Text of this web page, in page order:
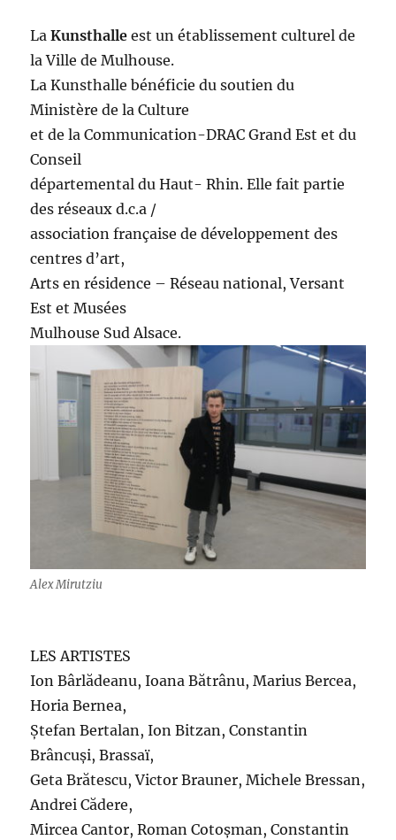
La Kunsthalle est un établissement culturel de
la Ville de Mulhouse.
La Kunsthalle bénéficie du soutien du
Ministère de la Culture
et de la Communication-DRAC Grand Est et du
Conseil
départemental du Haut- Rhin. Elle fait partie
des réseaux d.c.a /
association française de développement des
centres d’art,
Arts en résidence – Réseau national, Versant
Est et Musées
Mulhouse Sud Alsace.
Alex Mirutziu
LES ARTISTES
Ion Bârlădeanu, Ioana Bătrânu, Marius Bercea,
Horia Bernea,
Ștefan Bertalan, Ion Bitzan, Constantin
Brâncuși, Brassaï,
Geta Brătescu, Victor Brauner, Michele Bressan,
Andrei Cădere,
Mircea Cantor, Roman Cotoșman, Constantin